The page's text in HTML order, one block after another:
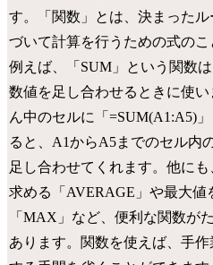
す。「関数」とは、決まったル
づいて計算を行うための式のこ
例えば、「SUM」という関数
数値を足し合わせるときに使
ん中のセルに「=SUM(A1:A5)
ると、A1からA5までのセル内
足し合わせてくれます。他にも
求める「AVERAGE」や最大値
「MAX」など、便利な関数が
あります。関数を使えば、手